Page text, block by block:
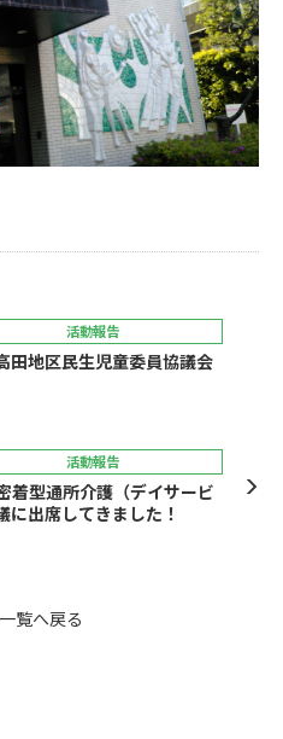
活動報告
田地区民生児童委員協議会
活動報告
着型通所介護（デイサービ
に出席してきました！
一覧へ戻る